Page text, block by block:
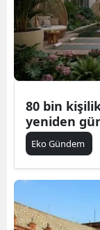
80 bin
yeniden
Eko Gündem